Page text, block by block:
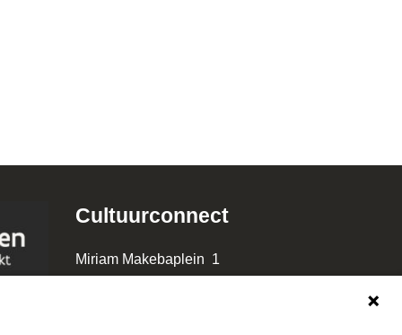
Cultuurconnect
Miriam Makebaplein 1